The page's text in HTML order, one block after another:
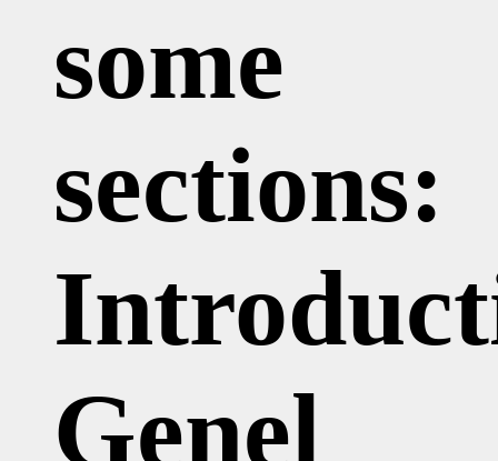
some
sections:
Genel